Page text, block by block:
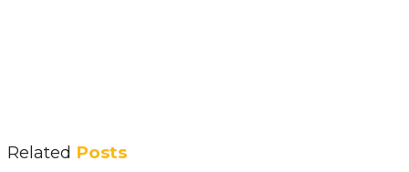
Related Posts